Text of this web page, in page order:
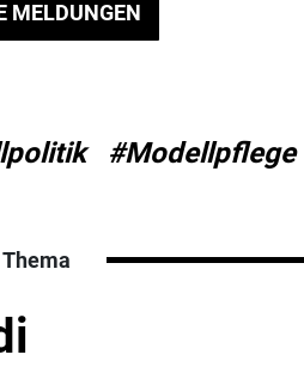
MELDUNGEN
#Modellpflege